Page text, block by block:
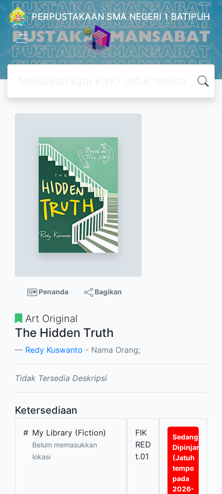
PERPUSTAKAAN SMA NEGERI 1 BATIPUH
Penanda Bagikan
Art Original
The Hidden Truth
Redy Kuswanto - Nama Orang;
Tidak Tersedia Deskripsi
Ketersediaan
# My Library (Fiction)
Belum memasukkan
lokasi
FIK
RED
t.01
Sedang
Dipinjam
(Jatuh
tempo
pada
2026-